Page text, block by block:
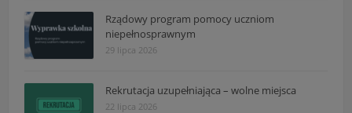
Rządowy program pomocy uczniom
niepełnosprawnym
29 lipca 2026
Rekrutacja uzupełniająca – wolne miejsca
22 lipca 2026